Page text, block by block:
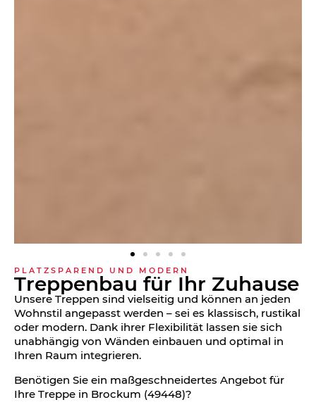
PLATZSPAREND UND MODERN
Treppen­bau für Ihr Zuhause
Unsere Treppen sind vielseitig und können an jeden
Wohnstil angepasst werden – sei es klassisch, rustikal
oder modern. Dank ihrer Flexibilität lassen sie sich
unabhängig von Wänden einbauen und optimal in
Ihren Raum integrieren.
Benötigen Sie ein maßgeschneidertes Angebot für
Ihre Treppe in Brockum (49448)?